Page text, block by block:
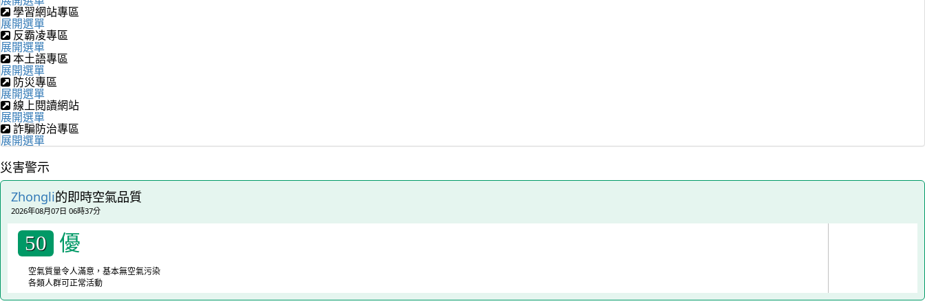
學習網站專區
展開選單
反霸凌專區
展開選單
本土語專區
展開選單
防災專區
展開選單
線上閱讀網站
展開選單
詐騙防治專區
展開選單
災害警示
Zhongli的即時空氣品質
2026年08月07日 06時37分
50 優
空氣質量令人滿意，基本無空氣污染
各類人群可正常活動